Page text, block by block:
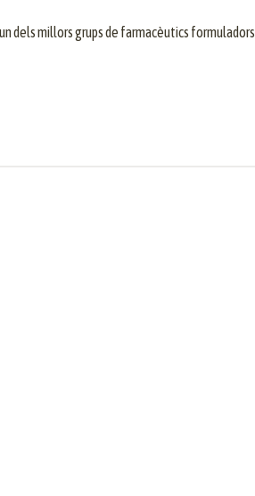
dels millors grups de farmacèutics formuladors